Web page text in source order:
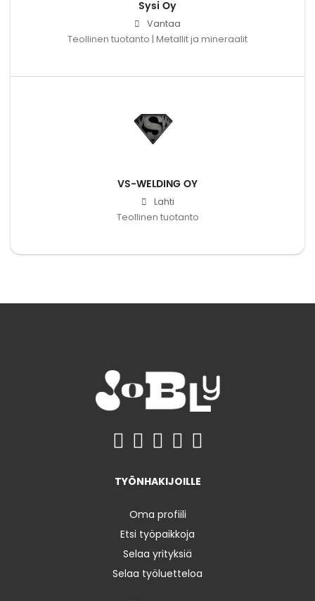
Sysi Oy
Vantaa
Teollinen tuotanto | Metallit ja mineraalit
VS-WELDING OY
Lahti
Teollinen tuotanto
TYÖNHAKIJOILLE
Oma profiili
Etsi työpaikkoja
Selaa yrityksiä
Selaa työluetteloa